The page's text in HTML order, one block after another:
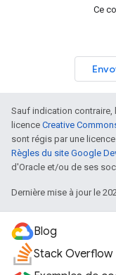
Ce
Sauf indication contraire,
licence Creative
sont régis par une licence
Règles du site Google
d'Oracle et/ou de ses
Dernière mise à jour le
Blog
Stack Overflow